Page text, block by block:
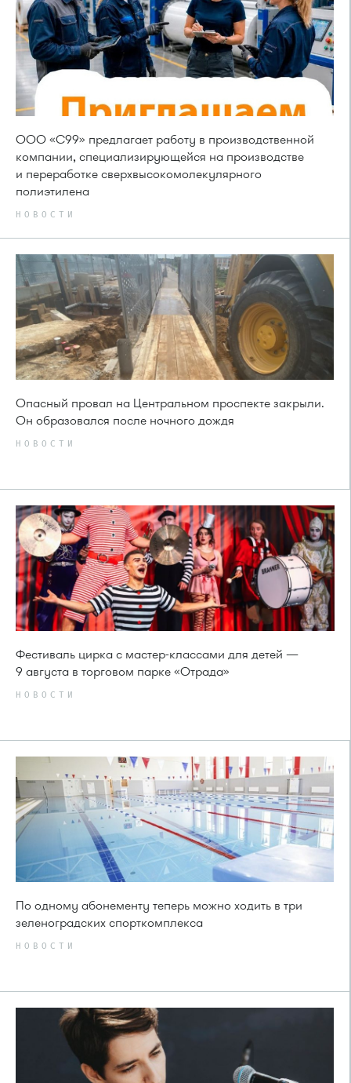
ООО «С99» предлагает работу в производственной
компании, специализирующейся на производстве
и переработке сверхвысокомолекулярного
полиэтилена
НОВОСТИ
Опасный провал на Центральном проспекте закрыли.
Он образовался после ночного дождя
НОВОСТИ
Фестиваль цирка с мастер-классами для детей —
9 августа в торговом парке «Отрада»
НОВОСТИ
По одному абонементу теперь можно ходить в три
зеленоградских спорткомплекса
НОВОСТИ